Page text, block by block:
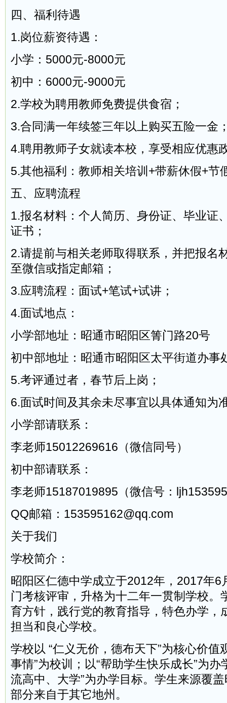
四、福利待遇
1.岗位薪资待遇：
小学：5000元-8000元
初中：6000元-9000元
2.学校为聘用教师免费提供食宿；
3.合同满一年续签三年以上购买五险一金
4.聘用教师子女就读本校，享受相应优惠
5.其他福利：教师相关培训+带薪休假+节
五、应聘流程
1.报名材料：个人简历、身份证、毕业证
证书；
2.请提前与相关老师取得联系，并把报名
至微信或指定邮箱；
3.应聘流程：面试+笔试+试讲；
4.面试地点：
小学部地址：昭通市昭阳区箐门路20号
初中部地址：昭通市昭阳区太平街道办事
5.考评通过者，春节后上岗；
6.面试时间及其余未尽事宜以具体通知为
小学部请联系：
李老师15012269616（微信同号）
初中部请联系：
李老师15187019895（微信号：
QQ邮箱：153595162@qq.com
关于我们
学校简介：
昭阳区仁德中学成立于2012年，2017年6
门考核评审，升格为十二年一贯制学校。
育方针，践行党的教育指导，特色办学，
担当和良心学校。
学校以 “仁义无价，德布天下”为核心价值
事情”为校训；以“帮助学生快乐成长”为办
流高中、大学”为办学目标。学生来源覆
部分来自于其它地州。